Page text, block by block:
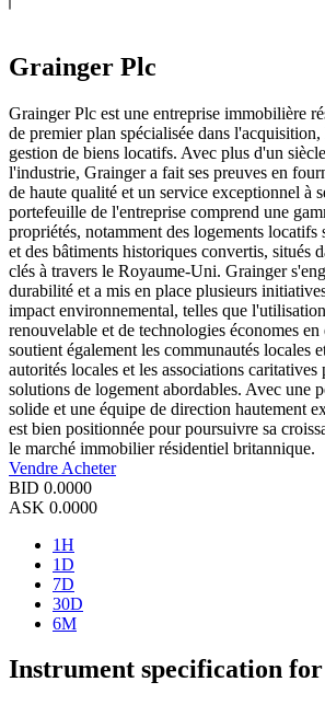
Grainger Plc
Grainger Plc est une entreprise immobilière
de premier plan spécialisée dans
gestion de biens locatifs. Avec plus d'un
l'industrie, Grainger a fait ses preuves en
de haute qualité et un service exceptionnel à
portefeuille de l'entreprise comprend une
propriétés, notamment des logements locatifs
et des bâtiments historiques convertis, situés
clés à travers le Royaume-Uni. Grainger
durabilité et a mis en place plusieurs
impact environnemental, telles que
renouvelable et de technologies économes
soutient également les communautés locales
autorités locales et les associations
solutions de logement abordables. Avec une
solide et une équipe de direction hautement
est bien positionnée pour poursuivre sa
le marché immobilier résidentiel britannique.
Vendre Acheter
BID 0.0000
ASK 0.0000
1H
1D
7D
30D
6M
Instrument specification